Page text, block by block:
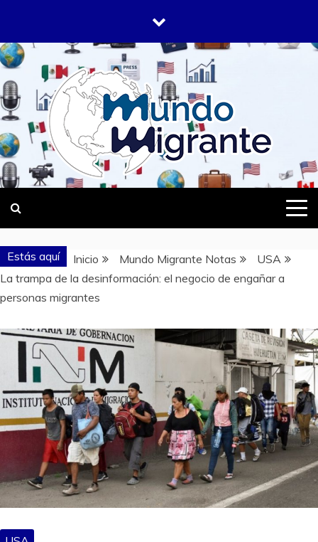
contenido
MUNDO
MIGRANTE
DONDE TODOS SOMOS MIGRANTES
Estás aquí Inicio Mundo Migrante Notas
USA
La trampa de la desinformación: el negocio de engañar a
personas migrantes